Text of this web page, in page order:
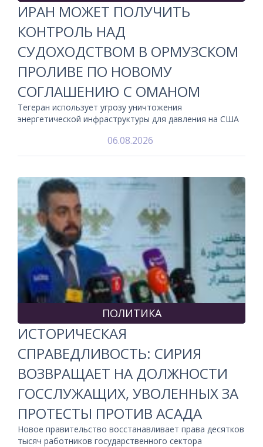
ИРАН МОЖЕТ ПОЛУЧИТЬ
КОНТРОЛЬ НАД
СУДОХОДСТВОМ В ОРМУЗСКОМ
ПРОЛИВЕ ПО НОВОМУ
СОГЛАШЕНИЮ С ОМАНОМ
Тегеран использует угрозу уничтожения
энергетической инфраструктуры для давления на США
06.08.2026
ПОЛИТИКА
ИСТОРИЧЕСКАЯ
СПРАВЕДЛИВОСТЬ: СИРИЯ
ВОЗВРАЩАЕТ НА ДОЛЖНОСТИ
ГОССЛУЖАЩИХ, УВОЛЕННЫХ ЗА
ПРОТЕСТЫ ПРОТИВ АСАДА
Новое правительство восстанавливает права десятков
тысяч работников государственного сектора